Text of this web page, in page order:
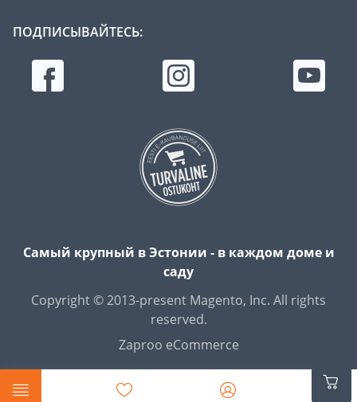
ПОДПИСЫВАЙТЕСЬ:
Самый крупный в Эстонии - в каждом доме и
саду
Copyright © 2013-present Magento, Inc. All rights
reserved.
Zaproo eCommerce